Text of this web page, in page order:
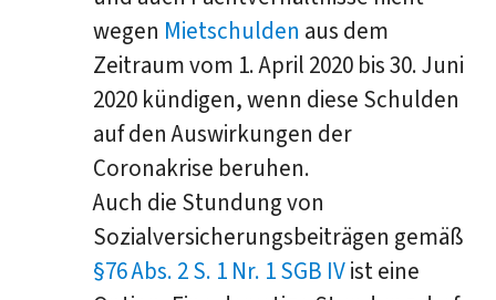
wegen Mietschulden aus dem
Zeitraum vom 1. April 2020 bis 30. Juni
2020 kündigen, wenn diese Schulden
auf den Auswirkungen der
Coronakrise beruhen.
Auch die Stundung von
Sozialversicherungsbeiträgen gemäß
§76 Abs. 2 S. 1 Nr. 1 SGB IVist eine